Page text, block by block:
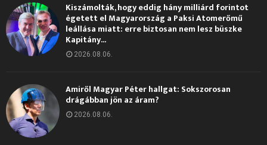
Kiszámolták, hogy eddig hány milliárd forintot
égetett el Magyarország a Paksi Atomerőmű
leállása miatt: erre biztosan nem lesz büszke
Kapitány...
2026.08.06.
Amiről Magyar Péter hallgat: Sokszorosan
drágábban jön az áram?
2026.08.06.